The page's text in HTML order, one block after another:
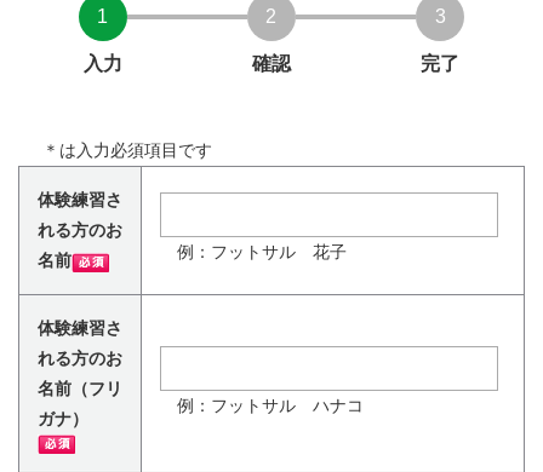
1
入力
2
確認
3
完了
＊ は入力必須項目です
体験練習さ
れる方のお
名前
例：フットサル 花子
体験練習さ
れる方のお
名前（フリ
ガナ）
例：フットサル ハナコ